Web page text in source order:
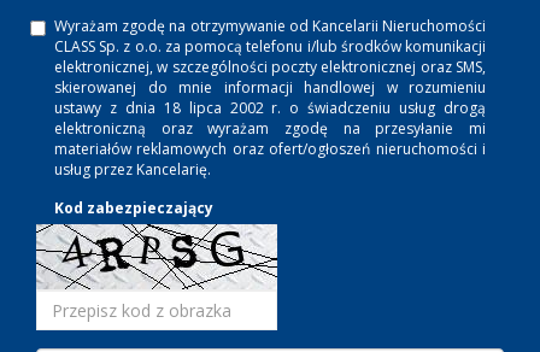
Wyrażam zgodę na otrzymywanie od Kancelarii Nieruchomości
CLASS Sp. z o.o. za pomocą telefonu i/lub środków komunikacji
elektronicznej, w szczególności poczty elektronicznej oraz SMS,
skierowanej do mnie informacji handlowej w rozumieniu
ustawy z dnia 18 lipca 2002 r. o świadczeniu usług drogą
elektroniczną oraz wyrażam zgodę na przesyłanie mi
materiałów reklamowych oraz ofert/ogłoszeń nieruchomości i
usług przez Kancelarię.
Kod zabezpieczający